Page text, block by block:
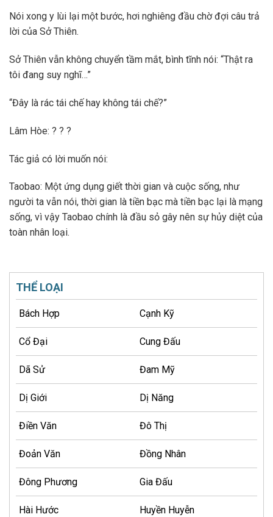
Nói xong y lùi lại một bước, hơi nghiêng đầu chờ đợi câu trả
lời của Sở Thiên.
Sở Thiên vẫn không chuyển tầm mắt, bình tĩnh nói: “Thật ra
tôi đang suy nghĩ…”
“Đây là rác tái chế hay không tái chế?”
Lâm Hòe: ? ? ?
Tác giả có lời muốn nói:
Taobao: Một ứng dụng giết thời gian và cuộc sống, như
người ta vẫn nói, thời gian là tiền bạc mà tiền bạc lại là mạng
sống, vì vậy Taobao chính là đầu sỏ gây nên sự hủy diệt của
toàn nhân loại.
THỂ LOẠI
Bách Hợp Cạnh Kỹ
Cổ Đại Cung Đấu
Dã Sử Đam Mỹ
Dị Giới Dị Năng
Điền Văn Đô Thị
Đoản Văn Đồng Nhân
Đông Phương Gia Đấu
Hài Hước Huyền Huyễn